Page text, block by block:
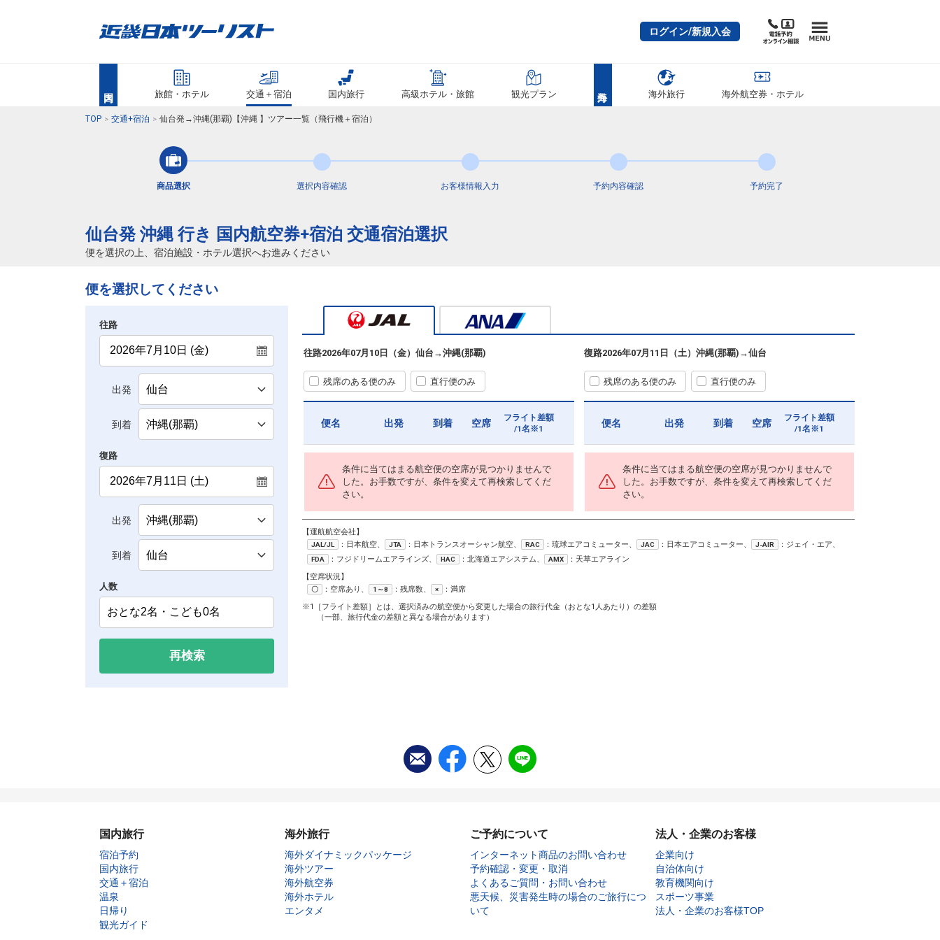
ログイン/新規入会
旅館・ホテル 交通＋宿泊 国内旅行 高級ホテル・旅館 観光プラン 海外旅行 海外航空券・ホテル
TOP 交通+宿泊 仙台発→沖縄(那覇)【沖縄 】ツアー一覧（飛行機＋宿泊）
商品選択 選択内容確認 お客様情報 入力 予約内容確認 予約完了
仙台発 沖縄 行き 国内航空券+宿泊 交通宿泊選択
便を選択の上、宿泊施設・ホテル選択へお進みください
便を選択してください
往路
出発
到着
復路
出発
到着
人数
再検索
往路2026年07月10日（金） 仙台 →沖縄(那覇)
残席のある便のみ 直行便のみ
便名 出発 到着 空席
フライト差額
/1名※1
条件に当てはまる航空便の空席が見つかりませんで
した。お手数ですが、条件を変えて再検索してくだ
さい。
復路2026年07月11日（土） 沖縄(那覇) →仙台
残席のある便のみ 直行便のみ
便名 出発 到着 空席
フライト差額
/1名※1
条件に当てはまる航空便の空席が見つかりませんで
した。お手数ですが、条件を変えて再検索してくだ
さい。
【運航航空会社】
JAL/JL ：日本航空、 JTA ：日本トランスオーシャン航空、 RAC ：琉球エアコミューター、 JAC ：日本エアコミューター、 J-AIR ：ジェイ・エア、
FDA ：フジドリームエアラインズ、 HAC ：北海道エアシステム、 AMX
：天草エアライン
【空席状況】
〇 ：空席あり、 1～8 ：残席数、 ×
：満席
※1［フライト差額］とは、選択済みの航空便から変更した場合の旅行代金（おとな1人あたり）の差額
（一部、旅行代金の差額と異なる場合があります）
国内旅行
宿泊予約
国内旅行
交通＋宿泊
温泉
日帰り
観光ガイド
海外旅行
海外ダイナミックパッケージ
海外ツアー
海外航空券
海外ホテル
エンタメ
ご予約について
インターネット商品のお問い合わせ
予約確認・変更・取消
よくあるご質問・お問い合わせ
悪天候、災害発生時の場合のご旅行につ
いて
法人・企業のお客様
企業向け
自治体向け
教育機関向け
スポーツ事業
法人・企業のお客様TOP